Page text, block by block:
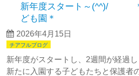
新年度スタート～(^^)/ ＊
ども園＊
2026年4月15日
チアフルブログ
新年度がスタートし、2週間が経過
新たに入園する子どもたちと保護者